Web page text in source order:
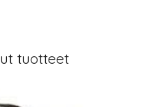
tuotteet